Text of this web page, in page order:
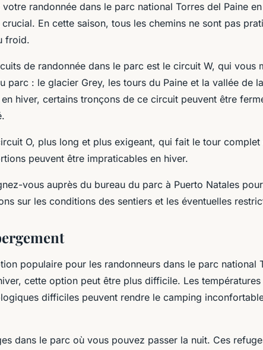
randonnée dans le parc national Torres del Paine
En cette saison, tous les chemins ne sont pas
froid.
de randonnée dans le parc est le circuit W, qui vous
parc : le glacier Grey, les tours du Paine et la vallée de la
hiver, certains tronçons de ce circuit peuvent être
O, plus long et plus exigeant, qui fait le tour complet
peuvent être impraticables en hiver.
vous auprès du bureau du parc à Puerto Natales
sur les conditions des sentiers et les éventuelles
populaire pour les randonneurs dans le parc national
cette option peut être plus difficile. Les températures
difficiles peuvent rendre le camping
dans le parc où vous pouvez passer la nuit. Ces